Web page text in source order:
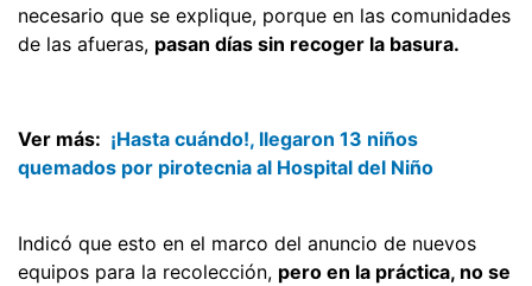
necesario que se explique, porque en las comunidades
de las afueras, pasan días sin recoger la basura.
Ver más: ¡Hasta cuándo!, llegaron 13 niños
quemados por pirotecnia al Hospital del Niño
Indicó que esto en el marco del anuncio de nuevos
equipos para la recolección, pero en la práctica, no se